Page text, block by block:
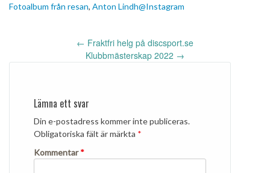
Fotoalbum från resan, Anton Lindh@Instagram
Inläggsnavigering
← Fraktfri helg på discsport.se
Klubbmästerskap 2022 →
Lämna ett svar
Din e-postadress kommer inte publiceras.
Obligatoriska fält är märkta *
Kommentar*